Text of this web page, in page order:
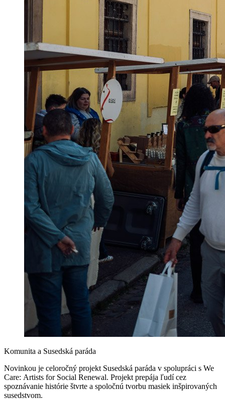
Komunita a Susedská paráda
Novinkou je celoročný projekt Susedská paráda v spolupráci s We
Care: Artists for Social Renewal. Projekt prepája ľudí cez
spoznávanie histórie štvrte a spoločnú tvorbu masiek inšpirovaných
susedstvom.